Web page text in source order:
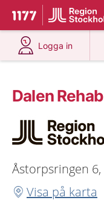
Till startsidan för
Du har valt
Logga in
på 1177.se
Dalen
Åstorpsringen
Visa på karta